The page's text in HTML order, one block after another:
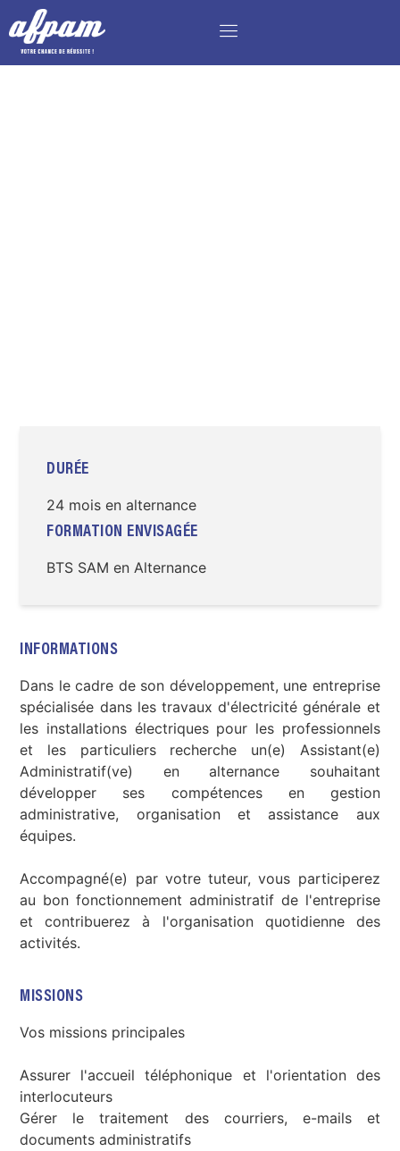
DURÉE
24 mois en alternance
FORMATION ENVISAGÉE
BTS SAM en Alternance
INFORMATIONS
Dans le cadre de son développement, une entreprise
spécialisée dans les travaux d'électricité générale et
les installations électriques pour les professionnels
et les particuliers recherche un(e) Assistant(e)
Administratif(ve) en alternance souhaitant
développer ses compétences en gestion
administrative, organisation et assistance aux
équipes.
Accompagné(e) par votre tuteur, vous participerez
au bon fonctionnement administratif de l'entreprise
et contribuerez à l'organisation quotidienne des
activités.
MISSIONS
Vos missions principales
Assurer l'accueil téléphonique et l'orientation des
interlocuteurs
Gérer le traitement des courriers, e-mails et
documents administratifs